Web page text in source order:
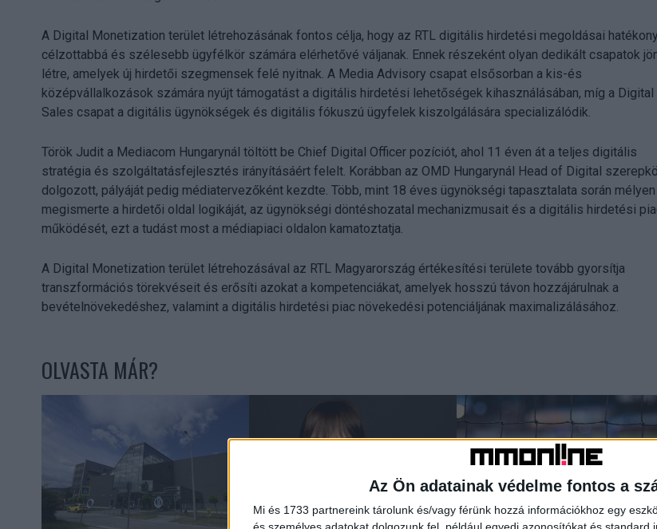
Az Ön adatainak védelme fontos a
Mi és 1733 partnereink tárolunk és/vagy férünk hozzá információkhoz egy
és személyes adatokat dolgozunk fel, például egyedi azonosítókat és standard
A Digital Monetization terület létrehozásának fontos célja, hogy az RTL digitális hirdetési megoldásai
célzottabbá és szélesebb ügyfélkör számára elérhetővé váljanak. Ennek részeként olyan dedikált csapatok
létre, amelyek új hirdetői szegmensek felé nyitnak. A Media Advisory csapat elsősorban a kis-és
középvállalkozások számára nyújt támogatást a digitális hirdetési lehetőségek kihasználásában, míg a Digital
Sales csapat a digitális ügynökségek és digitális fókuszú ügyfelek kiszolgálására specializálódik.
Török Judit a Mediacom Hungarynál töltött be Chief Digital Officer pozíciót, ahol 11 éven át a teljes digitális
stratégia és szolgáltatásfejlesztés irányításáért felelt. Korábban az OMD Hungarynál Head of Digital
dolgozott, pályáját pedig médiatervezőként kezdte. Több, mint 18 éves ügynökségi tapasztalata során mélyen
megismerte a hirdetői oldal logikáját, az ügynökségi döntéshozatal mechanizmusait és a digitális hirdetési
működését, ezt a tudást most a médiapiaci oldalon kamatoztatja.
A Digital Monetization terület létrehozásával az RTL Magyarország értékesítési területe tovább gyorsítja
transzformációs törekvéseit és erősíti azokat a kompetenciákat, amelyek hosszú távon hozzájárulnak a
bevételnövekedéshez, valamint a digitális hirdetési piac növekedési potenciáljának maximalizálásához.
OLVASTA MÁR?